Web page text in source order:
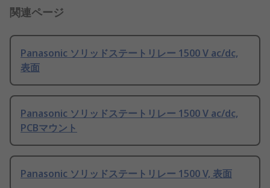
関連ページ
Panasonic ソリッドステートリレー 1500 V ac/dc,
表面
Panasonic ソリッドステートリレー 1500 V ac/dc,
PCBマウント
Panasonic ソリッドステートリレー 1500 V, 表面